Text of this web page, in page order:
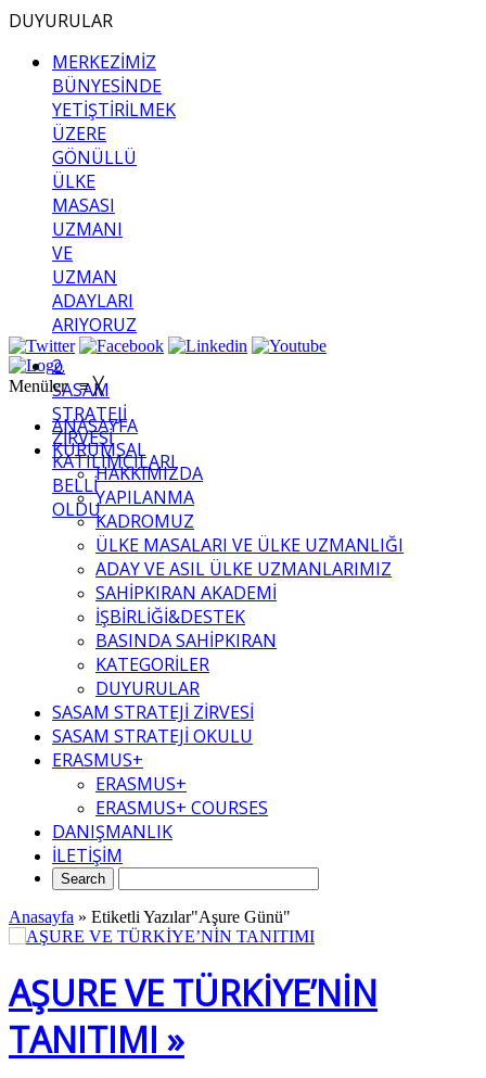
DUYURULAR
MERKEZİMİZ
BÜNYESİNDE
YETİŞTİRİLMEK
ÜZERE
GÖNÜLLÜ
ÜLKE
MASASI
UZMANI
VE
UZMAN
ADAYLARI
ARIYORUZ
2.
SASAM
STRATEJİ
ZİRVESİ
KATILIMCILARI
BELLİ
OLDU
Menüler≡ ╳
ANASAYFA
KURUMSAL
HAKKIMIZDA
YAPILANMA
KADROMUZ
ÜLKE MASALARI VE ÜLKE UZMANLIĞI
ADAY VE ASIL ÜLKE UZMANLARIMIZ
SAHİPKIRAN AKADEMİ
İŞBİRLİĞİ&DESTEK
BASINDA SAHİPKIRAN
KATEGORİLER
DUYURULAR
SASAM STRATEJİ ZİRVESİ
SASAM STRATEJİ OKULU
ERASMUS+
ERASMUS+
ERASMUS+ COURSES
DANIŞMANLIK
İLETİŞİM
Anasayfa » Etiketli Yazılar"Aşure Günü"
AŞURE VE TÜRKİYE’NİN
TANITIMI »